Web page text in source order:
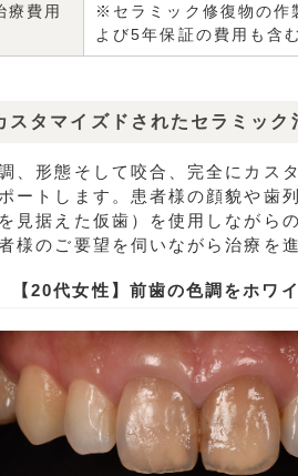
療費用
※セラミック修復物の作
よび5年保証の費用も含む
スタマイズドされたセラミック
、形態そして咬合、完全にカス
ートします。患者様の顔貌や歯
見据えた仮歯）を使用しながら
様のご要望を伺いながら治療を
【20代女性】前歯の色調をホワ